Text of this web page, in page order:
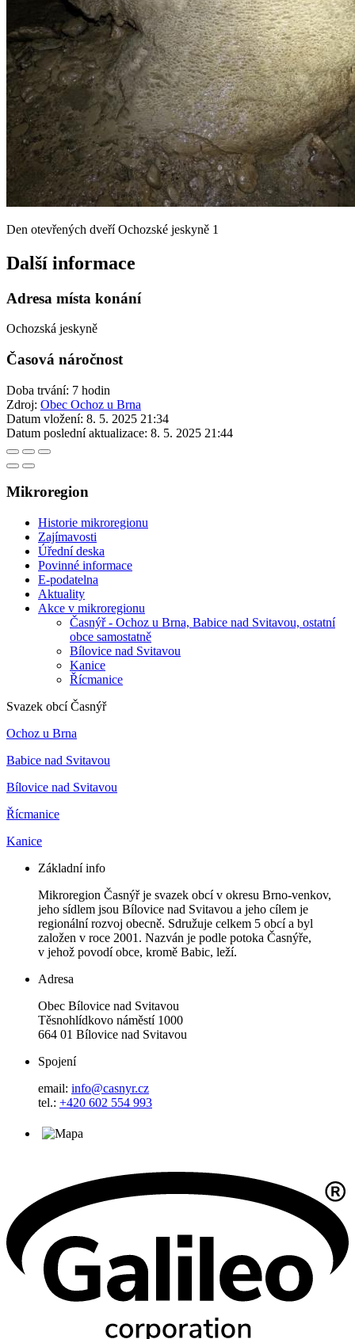
Den otevřených dveří Ochozské jeskyně 1
Další informace
Adresa místa konání
Ochozská jeskyně
Časová náročnost
Doba trvání: 7 hodin
Zdroj: Obec Ochoz u Brna
Datum vložení: 8. 5. 2025 21:34
Datum poslední aktualizace: 8. 5. 2025 21:44
Mikroregion
Historie mikroregionu
Zajímavosti
Úřední deska
Povinné informace
E-podatelna
Aktuality
Akce v mikroregionu
Časnýř - Ochoz u Brna, Babice nad Svitavou, ostatní
obce samostatně
Bílovice nad Svitavou
Kanice
Řícmanice
Svazek obcí Časnýř
Ochoz u Brna
Babice nad Svitavou
Bílovice nad Svitavou
Řícmanice
Kanice
Základní info
Mikroregion Časnýř je svazek obcí v okresu Brno-venkov,
jeho sídlem jsou Bílovice nad Svitavou a jeho cílem je
regionální rozvoj obecně. Sdružuje celkem 5 obcí a byl
založen v roce 2001. Nazván je podle potoka Časnýře,
v jehož povodí obce, kromě Babic, leží.
Adresa
Obec Bílovice nad Svitavou
Těsnohlídkovo náměstí 1000
664 01 Bílovice nad Svitavou
Spojení
email: info@casnyr.cz
tel.: +420 602 554 993